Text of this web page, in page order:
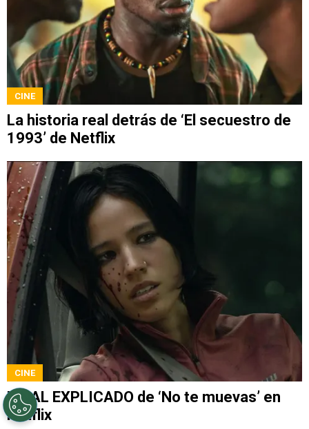
CINE
La historia real detrás de ‘El secuestro de
1993’ de Netflix
CINE
FINAL EXPLICADO de ‘No te muevas’ en
Netflix